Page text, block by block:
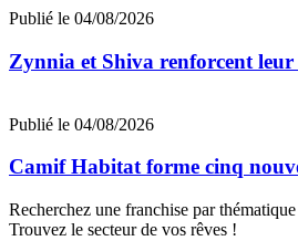
Publié le 04/08/2026
Zynnia et Shiva renforcent leur
Publié le 04/08/2026
Camif Habitat forme cinq
Recherchez une franchise par thématique
Trouvez le secteur de vos rêves !